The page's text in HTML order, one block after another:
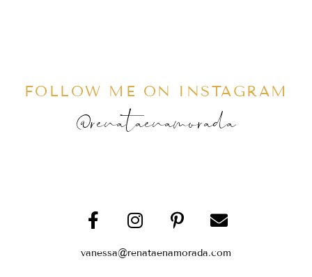
FOLLOW ME ON INSTAGRAM
@renataenamorada
vanessa@renataenamorada.com